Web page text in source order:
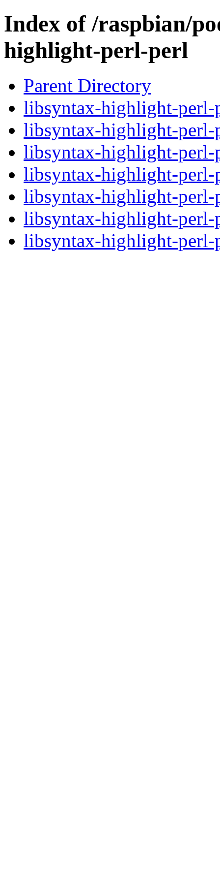
Index of /raspbian/
highlight-perl-perl
Parent Directory
libsyntax-highlight-perl-
libsyntax-highlight-perl-
libsyntax-highlight-perl-
libsyntax-highlight-perl-
libsyntax-highlight-perl-
libsyntax-highlight-perl-
libsyntax-highlight-perl-